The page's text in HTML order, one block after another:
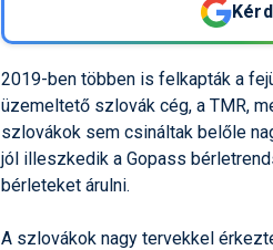
2019-ben többen is felkapták a
üzemeltető szlovák cég, a TMR,
szlovákok sem csináltak belőle
jól illeszkedik a Gopass
bérleteket árulni.
A szlovákok nagy tervekkel